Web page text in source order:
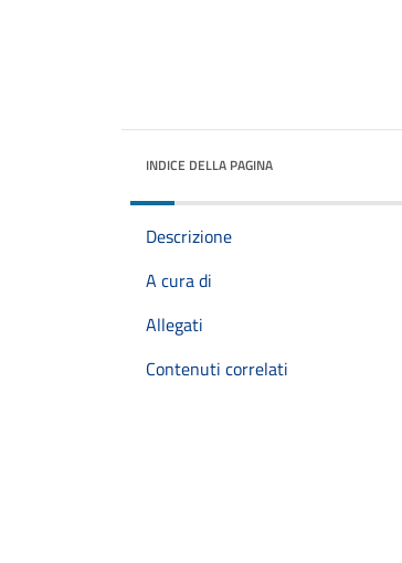
INDICE DELLA PAGINA
Descrizione
A cura di
Allegati
Contenuti correlati